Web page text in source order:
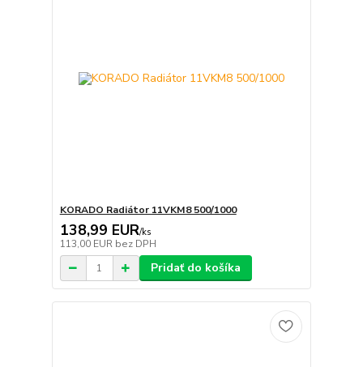
KORADO Radiátor 11VKM8 500/1000
138,99 EUR/ks
113,00 EUR bez DPH
Pridať do košíka